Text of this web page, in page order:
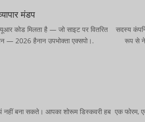
मंडप
कोड मिलता है — जो साइट पर वितरित
— 2026 हैनान उपभोक्ता एक्सपो।.
सदस्य
रूप से
नहीं बना सकते। आपका शोरूम डिस्कवरी हब एक फोरम,